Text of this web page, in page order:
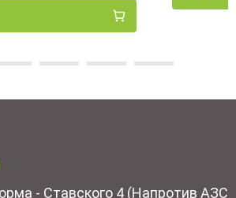
- Ставского 4 (Напротив АЗС